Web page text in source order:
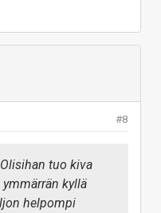
#8
tuo kiva
kyllä
helpompi